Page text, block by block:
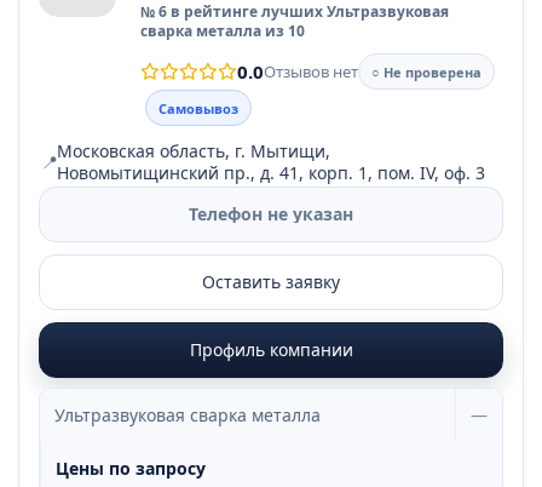
№ 6 в рейтинге лучших Ультразвуковая
сварка металла из 10
0.0Отзывов нет
○ Не проверена
Самовывоз
📍Московская область, г. Мытищи,
Новомытищинский пр., д. 41, корп. 1, пом. IV, оф. 3
Телефон не указан
Оставить заявку
Профиль компании
Ультразвуковая сварка металла —
Цены по запросу